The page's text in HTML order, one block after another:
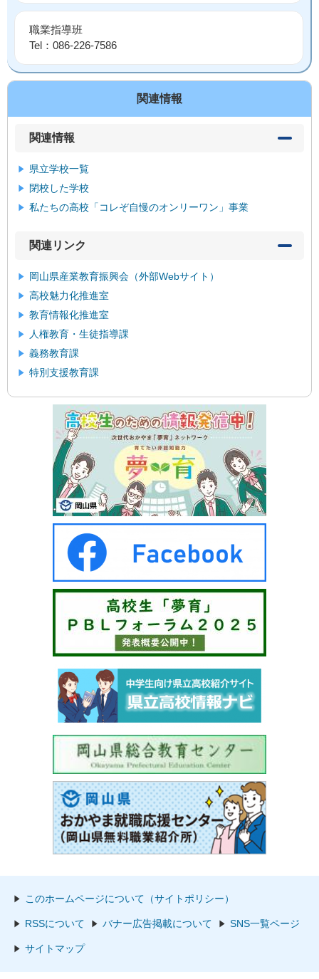
職業指導班
Tel：086-226-7586
関連情報
関連情報
県立学校一覧
閉校した学校
私たちの高校「コレぞ自慢のオンリーワン」事業
関連リンク
岡山県産業教育振興会（外部Webサイト）
高校魅力化推進室
教育情報化推進室
人権教育・生徒指導課
義務教育課
特別支援教育課
このホームページについて（サイトポリシー）
RSSについて バナー広告掲載について SNS一覧ページ
サイトマップ